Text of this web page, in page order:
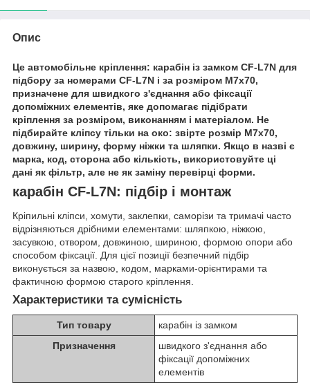
Опис
Це автомобільне кріплення: карабін із замком CF-L7N для
підбору за номерами CF-L7N і за розміром M7x70,
призначене для швидкого з'єднання або фіксації
допоміжних елементів, яке допомагає підібрати
кріплення за розміром, виконанням і матеріалом. Не
підбирайте кліпсу тільки на око: звірте розмір M7x70,
довжину, ширину, форму ніжки та шляпки. Якщо в назві є
марка, код, сторона або кількість, використовуйте ці
дані як фільтр, але не як заміну перевірці форми.
карабін CF-L7N: підбір і монтаж
Кріпильні кліпси, хомути, заклепки, саморізи та тримачі часто
відрізняються дрібними елементами: шляпкою, ніжкою,
засувкою, отвором, довжиною, шириною, формою опори або
способом фіксації. Для цієї позиції безпечний підбір
виконується за назвою, кодом, марками-орієнтирами та
фактичною формою старого кріплення.
Характеристики та сумісність
Тип товару
карабін із замком
Призначення
швидкого з'єднання або
фіксації допоміжних
елементів